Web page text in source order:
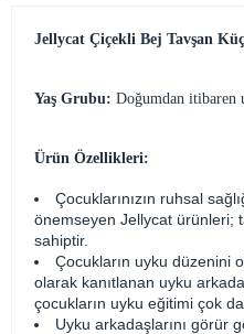
Jellycat Çiçekli Bej Tavşan
Yaş Grubu: Doğumdan itibaren
Ürün Özellikleri:
Çocuklarınızın ruhsal
önemseyen Jellycat ürünleri;
sahiptir.
Çocukların uyku düzenini
olarak kanıtlanan uyku
çocukların uyku eğitimi çok
Uyku arkadaşlarını görür